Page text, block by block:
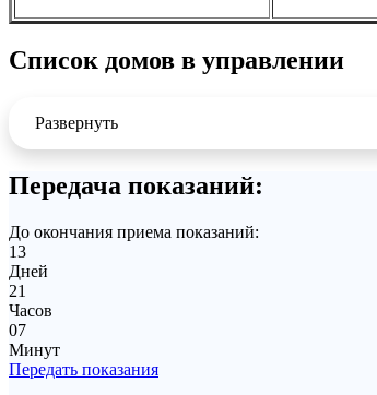
Список домов в управлении
Развернуть
Передача показаний:
До окончания приема показаний:
13
Дней
21
Часов
07
Минут
Передать показания